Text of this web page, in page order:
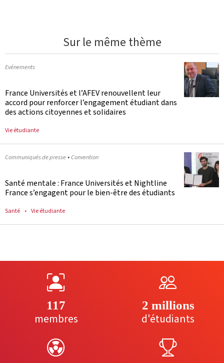
Sur le même thème
Evénements
France Universités et l’AFEV renouvellent leur
accord pour renforcer l’engagement étudiant dans
des actions citoyennes et solidaires
Vie étudiante
Communiqués de presse•Convention
Santé mentale : France Universités et Nightline
France s’engagent pour le bien-être des étudiants
Santé Vie étudiante
117
membres
2 millions
d'étudiants